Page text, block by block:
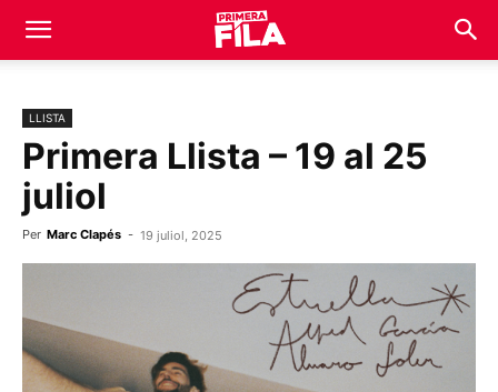
LLISTA
Primera Llista – 19 al 25
juliol
Per Marc Clapés - 19 juliol, 2025